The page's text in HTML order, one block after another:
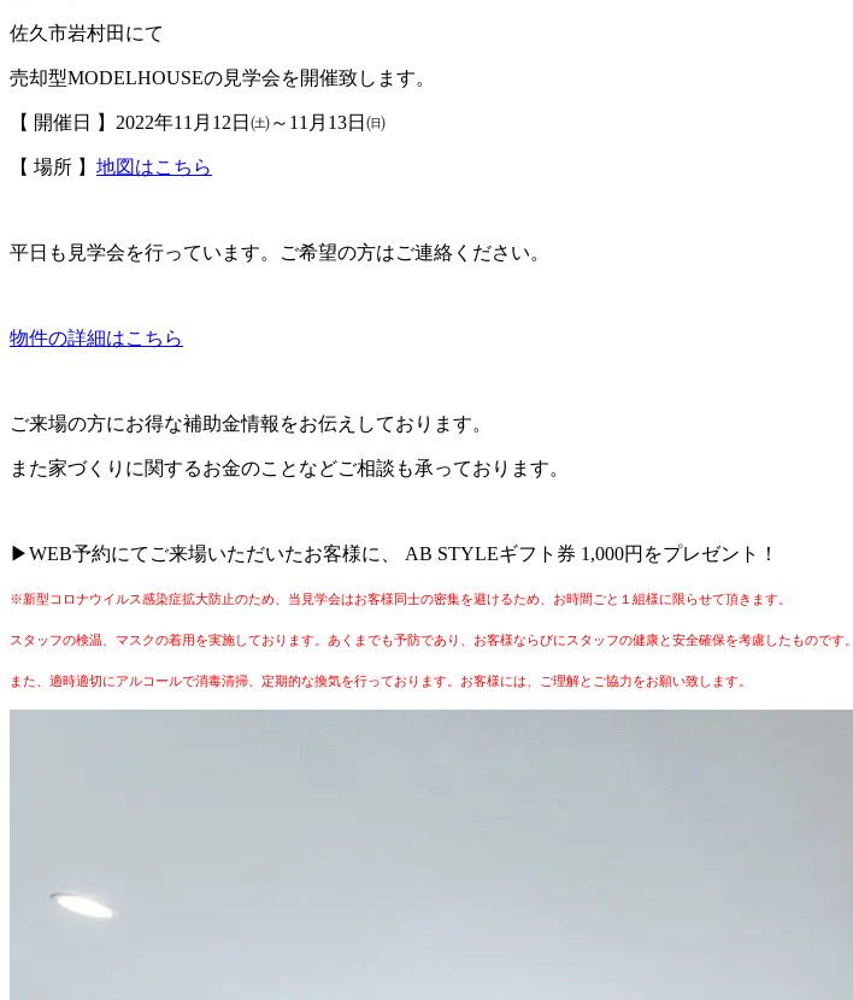
佐久市岩村田にて
売却型MODELHOUSEの見学会を開催致します。
【 開催日 】2022年11月12日㈯～11月13日㈰
【 場所 】 地図はこちら
平日も見学会を行っています。ご希望の方はご連絡ください。
物件の詳細はこちら
ご来場の方にお得な補助金情報をお伝えしております。
また家づくりに関するお金のことなどご相談も承っております。
▶WEB予約にてご来場いただいたお客様に、 AB STYLEギフト券 1,000円をプレゼント！
※新型コロナウイルス感染症拡大防止のため、当見学会はお客様同士の密集を避けるため、お時間ごと１組様に限らせて頂きます。
スタッフの検温、マスクの着用を実施しております。あくまでも予防であり、お客様ならびにスタッフの健康と安全確保を考慮したものです。
また、適時適切にアルコールで消毒清掃、定期的な換気を行っております。お客様には、ご理解とご協力をお願い致します。